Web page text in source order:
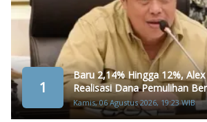
1
Baru 2,14% Hingga 12%,
Realisasi Dana Pemulihan
Kamis, 06 Agustus 2026, 19:23 WIB